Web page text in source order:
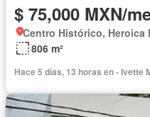
$ 75,000 MXN/
Centro Histórico, Heroica
806 m²
Hace 5 días, 13 horas en - Ivette